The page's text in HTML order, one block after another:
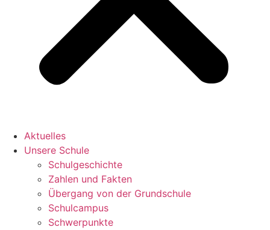
Aktuelles
Unsere Schule
Schulgeschichte
Zahlen und Fakten
Übergang von der Grundschule
Schulcampus
Schwerpunkte